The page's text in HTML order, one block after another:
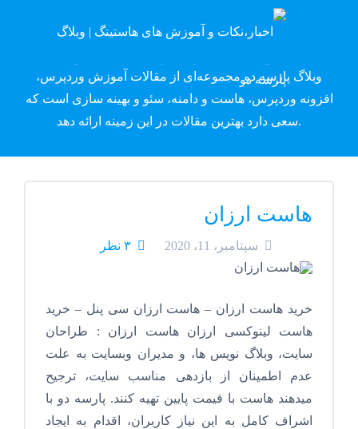
وبلاگ پارسه دِو
وبلاگ پارسه دو مجموعه‌ای از مقالات آموزش وردپرس،
افزونه وردپرس، هاست و دامنه، سئو و بهینه سازی است که
سعی دارد بهترین مقالات در این زمینه ارائه دهد.
هاست ارزان
سپتامبر، 11، 2020 ۳ نظر
خرید هاست ارزان – هاست ارزان سی پنل – خرید
هاست لینوکسی ارزان هاست ارزان : طراحان
سایت، وبلاگ نویس ها، و مدیران وبسایت به علت
عدم اطمینان از بازدهی مناسب سایت، ترجیح
میدهند هاست با قیمت پایین تهیه کنند. پارسه دو با
اشراف کامل به این نیاز کاربران، اقدام به ایجاد